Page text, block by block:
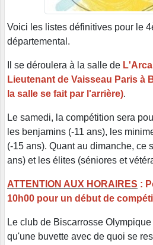
Voici les listes définitives pour le
départemental.
Il se déroulera à la salle de
Lieutenant de Vaisseau Paris à
la salle se fait par l'arrière).
Le samedi, la compétition sera
les benjamins (-11 ans), les
(-15 ans). Quant au dimanche, ce
ans) et les élites (séniores et
ATTENTION AUX HORAIRES :
10h00 pour un début de
Le club de Biscarrosse
qu'une buvette avec de quoi se